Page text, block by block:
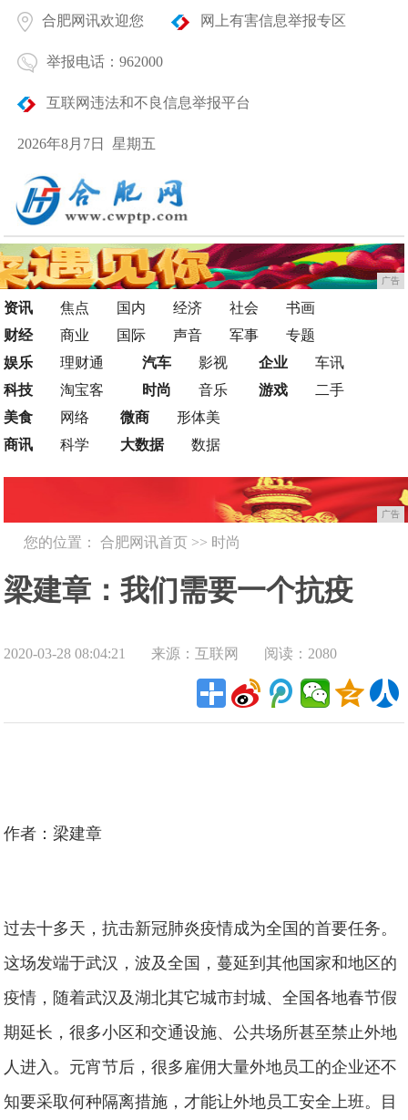
合肥网讯欢迎您 网上有害信息举报专区
举报电话：962000
互联网违法和不良信息举报平台
2026年8月7日 星期五
广告
资讯 焦点 国内 经济 社会
书画
财经
商业 国际 声音 军事
专题
娱乐
理财通
科技
淘宝客
汽车
影视
时尚
音乐
企业
车讯
游戏
二手
美食
网络
商讯
科学
微商
形体美
大数据
数据
广告
您的位置：合肥网讯首页 >> 时尚
梁建章：我们需要一个抗疫
App
2020-03-28 08:04:21 来源：互联网 阅读：2080
作者：梁建章
过去十多天，抗击新冠肺炎疫情成为全国的首要任务。
这场发端于武汉，波及全国，蔓延到其他国家和地区的
疫情，随着武汉及湖北其它城市封城、全国各地春节假
期延长，很多小区和交通设施、公共场所甚至禁止外地
人进入。元宵节后，很多雇佣大量外地员工的企业还不
知要采取何种隔离措施，才能让外地员工安全上班。目